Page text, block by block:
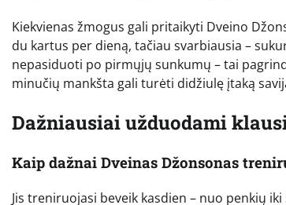
Kiekvienas žmogus gali pritaikyti Dveino
du kartus per dieną, tačiau svarbiausia –
nepasiduoti po pirmųjų sunkumų – tai
minučių mankšta gali turėti didžiulę įtaką
Dažniausiai užduodami
Kaip dažnai Dveinas Džonsonas
Jis treniruojasi beveik kasdien – nuo penkių